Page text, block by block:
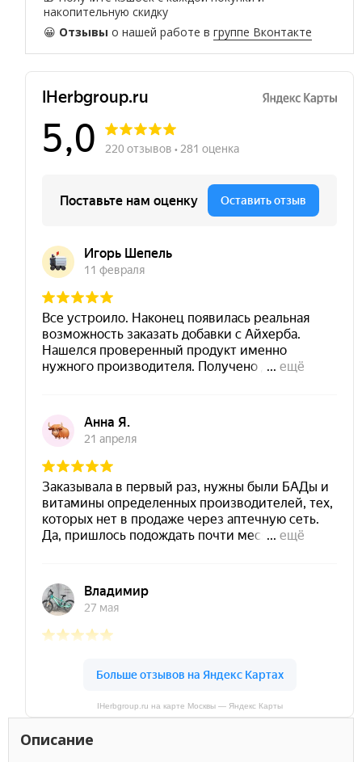
накопительную скидку
😀 Отзывы о нашей работе вгруппе Вконтакте
IHerbgroup.ru на карте Москвы — Яндекс Карты
Описание